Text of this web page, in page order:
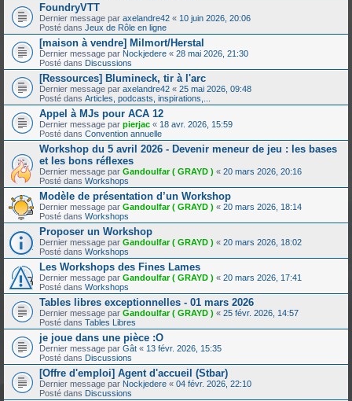
FoundryVTT
Dernier message par axelandre42 « 10 juin 2026, 20:06
Posté dans Jeux de Rôle en ligne
[maison à vendre] Milmort/Herstal
Dernier message par Nockjedere « 28 mai 2026, 21:30
Posté dans Discussions
[Ressources] Blumineck, tir à l'arc
Dernier message par axelandre42 « 25 mai 2026, 09:48
Posté dans Articles, podcasts, inspirations,...
Appel à MJs pour ACA 12
Dernier message par pierjac « 18 avr. 2026, 15:59
Posté dans Convention annuelle
Workshop du 5 avril 2026 - Devenir meneur de jeu : les bases
et les bons réflexes
Dernier message par Gandoulfar ( GRAYD ) « 20 mars 2026, 20:16
Posté dans Workshops
Modèle de présentation d’un Workshop
Dernier message par Gandoulfar ( GRAYD ) « 20 mars 2026, 18:14
Posté dans Workshops
Proposer un Workshop
Dernier message par Gandoulfar ( GRAYD ) « 20 mars 2026, 18:02
Posté dans Workshops
Les Workshops des Fines Lames
Dernier message par Gandoulfar ( GRAYD ) « 20 mars 2026, 17:41
Posté dans Workshops
Tables libres exceptionnelles - 01 mars 2026
Dernier message par Gandoulfar ( GRAYD ) « 25 févr. 2026, 14:57
Posté dans Tables Libres
je joue dans une pièce :O
Dernier message par Gât « 13 févr. 2026, 15:35
Posté dans Discussions
[Offre d'emploi] Agent d'accueil (Stbar)
Dernier message par Nockjedere « 04 févr. 2026, 22:10
Posté dans Discussions